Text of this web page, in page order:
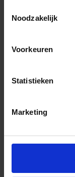
Noodzakelijk
Voorkeuren
Statistieken
Marketing